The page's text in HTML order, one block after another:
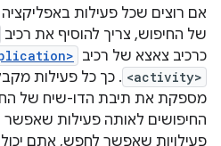
אם רוצים שכל פעילות
של החיפוש, צריך להוסיף את רכיב
כרכיב צאצא של רכיב
<activity> . כך כל פעילות
מספקת את תיבת הדו-שיח של
החיפושים לאותה פעילות
פעילויות שאפשר לחפש, אתם